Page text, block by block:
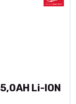
Li-ION